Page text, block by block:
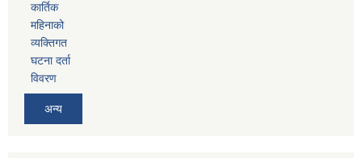
कार्तिक
महिनाको
व्यक्तिगत
घटना दर्ता
विवरण
अन्य